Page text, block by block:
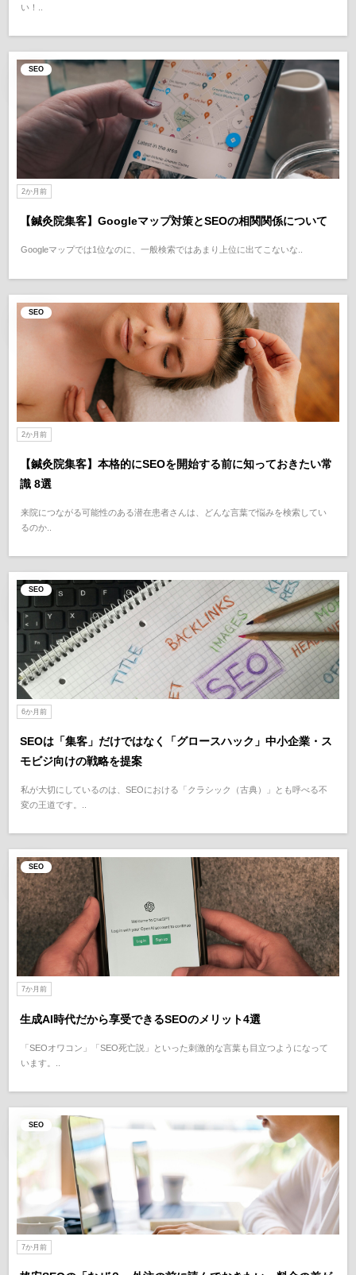
い！..
SEO
2か月前
【鍼灸院集客】Googleマップ対策とSEOの相関関係について
Googleマップでは1位なのに、一般検索ではあまり上位に出てこないな..
SEO
2か月前
【鍼灸院集客】本格的にSEOを開始する前に知っておきたい常
識 8選
来院につながる可能性のある潜在患者さんは、どんな言葉で悩みを検索してい
るのか..
SEO
6か月前
SEOは「集客」だけではなく「グロースハック」中小企業・ス
モビジ向けの戦略を提案
私が大切にしているのは、SEOにおける「クラシック（古典）」とも呼べる不
変の王道です。..
SEO
7か月前
生成AI時代だから享受できるSEOのメリット4選
「SEOオワコン」「SEO死亡説」といった刺激的な言葉も目立つようになって
います。..
SEO
7か月前